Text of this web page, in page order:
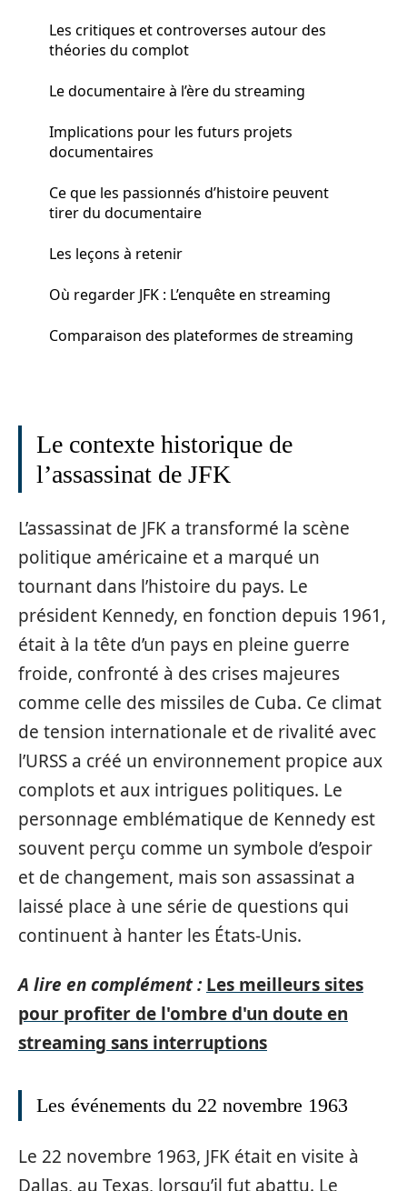
Les critiques et controverses autour des
théories du complot
Le documentaire à l’ère du streaming
Implications pour les futurs projets
documentaires
Ce que les passionnés d’histoire peuvent
tirer du documentaire
Les leçons à retenir
Où regarder JFK : L’enquête en streaming
Comparaison des plateformes de streaming
Le contexte historique de
l’assassinat de JFK
L’assassinat de JFK a transformé la scène
politique américaine et a marqué un
tournant dans l’histoire du pays. Le
président Kennedy, en fonction depuis 1961,
était à la tête d’un pays en pleine guerre
froide, confronté à des crises majeures
comme celle des missiles de Cuba. Ce climat
de tension internationale et de rivalité avec
l’URSS a créé un environnement propice aux
complots et aux intrigues politiques. Le
personnage emblématique de Kennedy est
souvent perçu comme un symbole d’espoir
et de changement, mais son assassinat a
laissé place à une série de questions qui
continuent à hanter les États-Unis.
A lire en complément : Les meilleurs sites
pour profiter de l'ombre d'un doute en
streaming sans interruptions
Les événements du 22 novembre 1963
Le 22 novembre 1963, JFK était en visite à
Dallas, au Texas, lorsqu’il fut abattu. Le